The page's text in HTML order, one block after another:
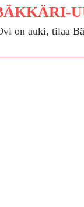
on auki, tilaa